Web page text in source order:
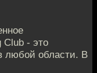
Club - это
любой области. В